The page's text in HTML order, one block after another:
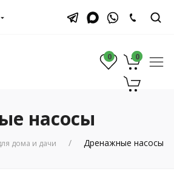
0 0
0
насосы
дома и дачи Дренажные насосы